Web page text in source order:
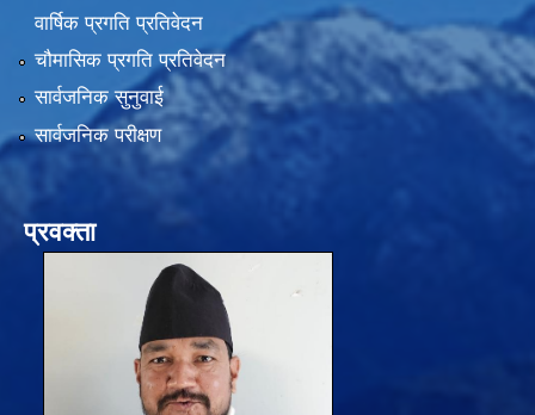
वार्षिक प्रगति प्रतिवेदन
चौमासिक प्रगति प्रतिवेदन
सार्वजनिक सुनुवाई
सार्वजनिक परीक्षण
प्रवक्ता